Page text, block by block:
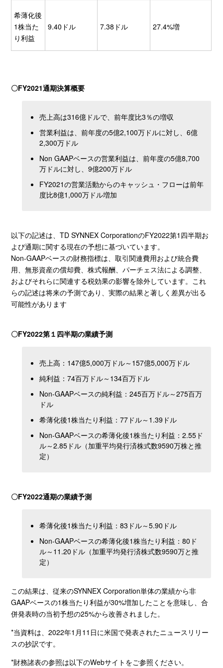
希薄化後
1株当た
り利益
9.40ドル 7.38ドル 27.4%増
〇FY2021通期決算概要
売上高は316億ドルで、前年度比3％の増収
営業利益は、前年度の5億2,100万ドルに対し、6億
2,300万ドル
Non GAAPベースの営業利益は、前年度の5億8,700
万ドルに対し、9億200万ドル
FY2021の営業活動からのキャッシュ・フローは前年
度比8億1,000万ドル増加
以下の記述は、TD SYNNEX CorporationのFY2022第1四半期お
よび通期に関する現在の予想に基づいています。
Non-GAAPベースの財務指標は、取引関連費用および統合費
用、無形資産の償却費、株式報酬、パーチェス法による調整、
およびそれらに関連する税効果の影響を除外しています。これ
らの記述は将来の予測であり、実際の結果と著しく差異が出る
可能性があります
〇FY2022第１四半期の業績予測
売上高：147億5,000万ドル～157億5,000万ドル
純利益：74百万ドル～134百万ドル
Non-GAAPベースの純利益：245百万ドル～275百万
ドル
希薄化後1株当たり利益：77ドル～1.39ドル
Non-GAAPベースの希薄化後1株当たり利益：2.55ド
ル～2.85ドル（加重平均発行済株式数9590万株と推
定）
〇FY2022通期の業績予測
希薄化後1株当たり利益：83ドル～5.90ドル
Non-GAAPベースの希薄化後1株当たり利益：80ド
ル～11.20ドル（加重平均発行済株式数9590万と推
定）
この結果は、従来のSYNNEX Corporation単体の業績から非
GAAPベースの1株当たり利益が30%増加したことを意味し、合
併発表時の当初予想の25%から改善されました。
*当資料は、2022年1月11日に米国で発表されたニュースリリー
スの抄訳です。
*財務諸表の参照は以下のWebサイトをご参照ください。